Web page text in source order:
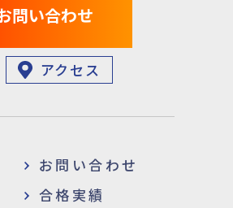
問い合わせ
アクセス
お問い合わせ
合格実績